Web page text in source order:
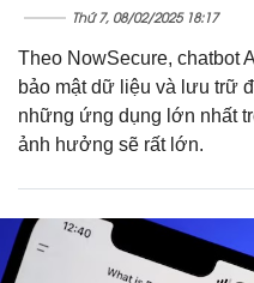
Thứ 7, 08/02/2025 18:17
Theo NowSecure, chatbot
bảo mật dữ liệu và lưu trữ
những ứng dụng lớn nhất
ảnh hưởng sẽ rất lớn.